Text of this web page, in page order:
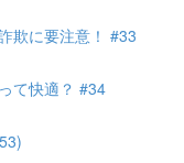
欺に要注意！ #33
て快適？ #34